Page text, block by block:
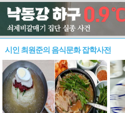
시인 최원준의 음식문화 잡학사전